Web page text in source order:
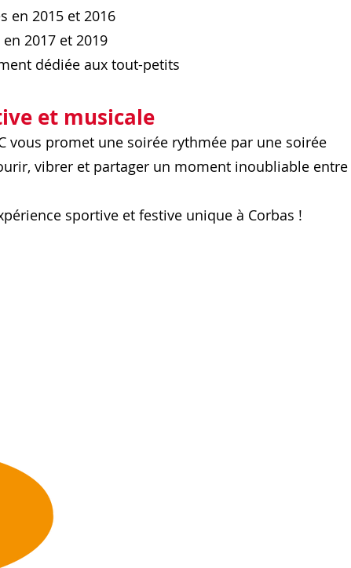
en 2015 et 2016
2017 et 2019
dédiée aux tout-petits
et musicale
vous promet une soirée rythmée par une soirée
vibrer et partager un moment inoubliable
sportive et festive unique à Corbas !